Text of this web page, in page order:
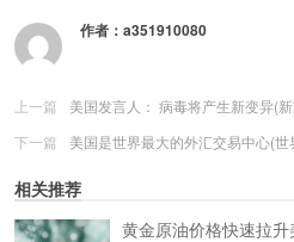
作者： a351910080
上一篇
美国发言人： 病毒将产生新变异(
下一篇
美国是世界最大的外汇交易中心(
相关推荐
黄金原油价格快速拉